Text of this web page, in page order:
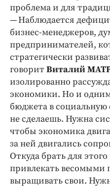
проблема и для
— Наблюдается
бизнес-менеджеров,
предпринимателей,
стратегически
говорит Виталий
изолированно
экономики. Но и
бюджета в социальную
не сделаешь. Нужна
чтобы экономика
за ней двигались
Откуда брать для
привлекать весомыми
выращивать свои.